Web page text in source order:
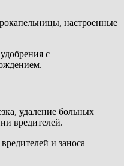
настроенные
с
удаление больных
вредителей.
и заноса